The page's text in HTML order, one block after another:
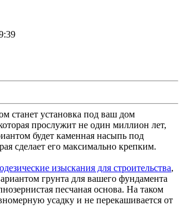
станет установка под ваш дом
прослужит не один миллион лет,
будет каменная насыпь под
сделает его максимально крепким.
изыскания для строительства,
грунта для вашего фундамента
песчаная основа. На таком
усадку и не перекашивается от